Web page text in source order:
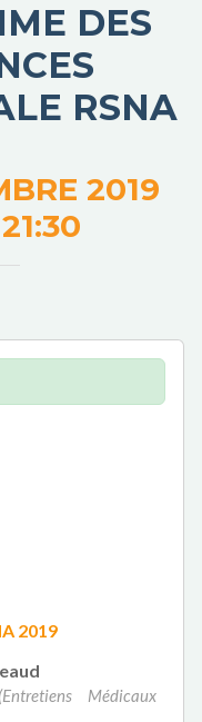
DES
RSNA
2019
2019
Médicaux